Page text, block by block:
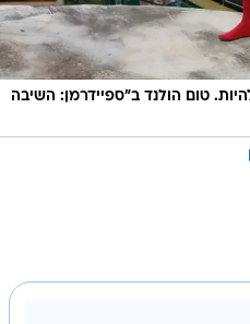
טום הולנד ב"ספיידרמן: השיבה